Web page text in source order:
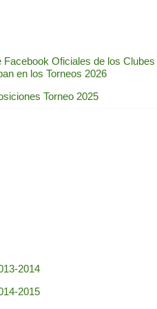
Facebook Oficiales de los Clubes
en los Torneos 2026
Torneo 2025
2014
2015